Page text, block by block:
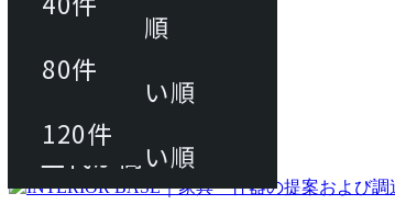
動画マニュアル
FAQ
カート
80件
120件
おすすめ順
上代が安い順
上代が高い順
80件
120件